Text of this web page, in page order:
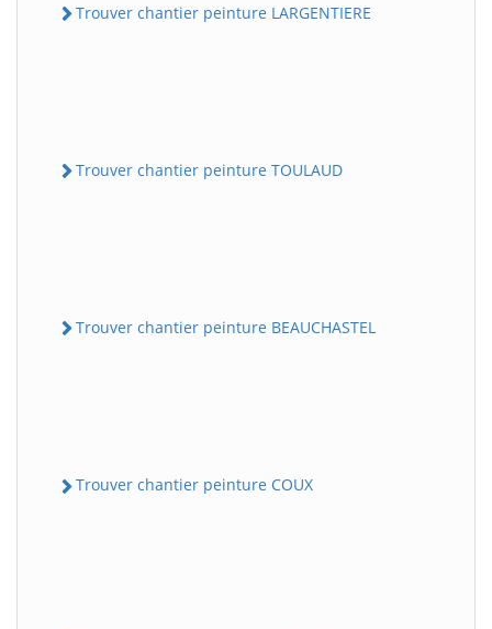
Trouver chantier peinture LARGENTIERE
Trouver chantier peinture TOULAUD
Trouver chantier peinture BEAUCHASTEL
Trouver chantier peinture COUX